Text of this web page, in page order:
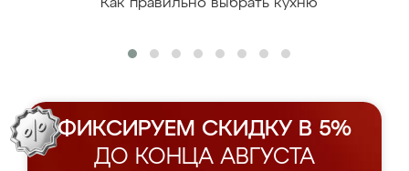
Как правильно выбрать кухню
ФИКСИРУЕМ СКИДКУ В 5%
ДО КОНЦА АВГУСТА